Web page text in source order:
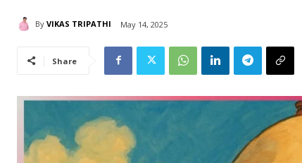
By VIKAS TRIPATHI May 14, 2025
Share